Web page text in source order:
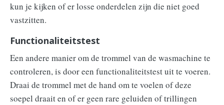
kun je kijken of er losse onderdelen zijn die niet goed
vastzitten.
Functionaliteitstest
Een andere manier om de trommel van de wasmachine te
controleren, is door een functionaliteitstest uit te voeren.
Draai de trommel met de hand om te voelen of deze
soepel draait en of er geen rare geluiden of trillingen